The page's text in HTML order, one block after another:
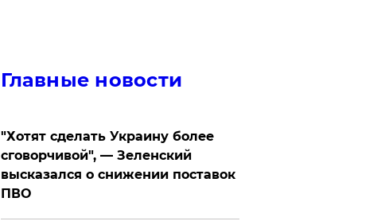
Главные новости
​"Хотят сделать Украину более
сговорчивой", — Зеленский
высказался о снижении поставок
ПВО